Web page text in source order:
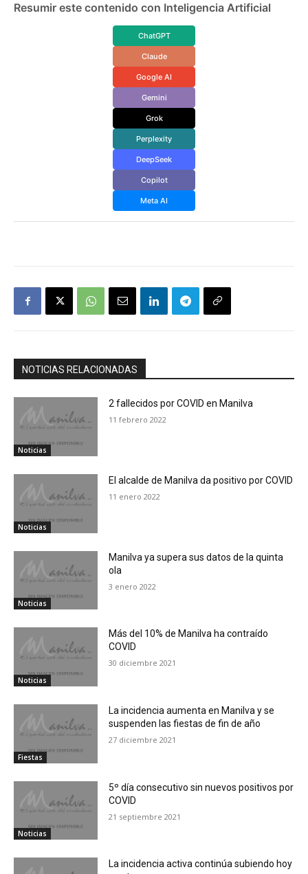
Resumir este contenido con Inteligencia Artificial
ChatGPT
Claude
Google AI
Gemini
Grok
Perplexity
DeepSeek
Copilot
Meta AI
NOTICIAS RELACIONADAS
Noticias
2 fallecidos por COVID en Manilva
11 febrero 2022
Noticias
El alcalde de Manilva da positivo por COVID
11 enero 2022
Noticias
Manilva ya supera sus datos de la quinta
ola
3 enero 2022
Noticias
Más del 10% de Manilva ha contraído
COVID
30 diciembre 2021
Fiestas
La incidencia aumenta en Manilva y se
suspenden las fiestas de fin de año
27 diciembre 2021
Noticias
5º día consecutivo sin nuevos positivos por
COVID
21 septiembre 2021
La incidencia activa continúa subiendo hoy